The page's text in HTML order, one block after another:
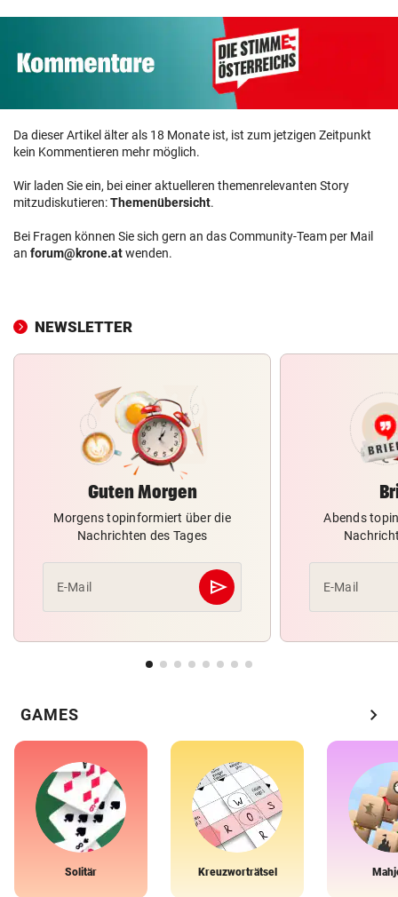
Da dieser Artikel älter als 18 Monate ist, ist zum jetzigen Zeitpunkt
kein Kommentieren mehr möglich.
Wir laden Sie ein, bei einer aktuelleren themenrelevanten Story
mitzudiskutieren:Themenübersicht.
Bei Fragen können Sie sich gern an das Community-Team per Mail
an forum@krone.atwenden.
NEWSLETTER
Guten Morgen
Morgens topinformiert über die
Nachrichten des Tages
E-Mail send
Abschicken
Abends
E-Mail
GAMES chevron_right
Solitär Kreuzworträtsel